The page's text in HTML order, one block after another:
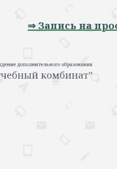
⇒ Запись на